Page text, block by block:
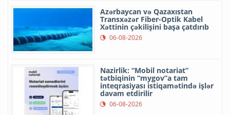
Azərbaycan və Qazaxıstan
Transxəzər Fiber-Optik Kabel
Xəttinin çəkilişini başa çatdırıb
06-08-2026
Nazirlik: “Mobil notariat”
tətbiqinin “mygov”a tam
inteqrasiyası istiqamətində işlər
davam etdirilir
06-08-2026